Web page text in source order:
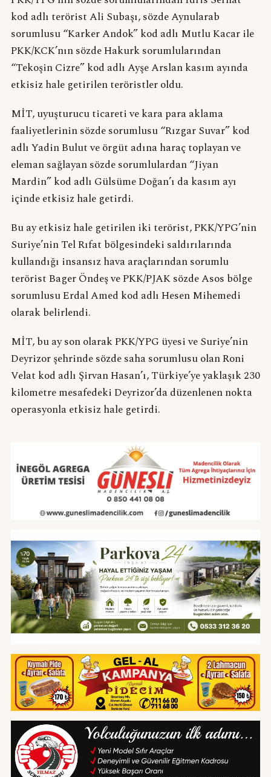
kod adlı terörist Ali Subaşı, sözde Aynularab
sorumlusu “Karker Andok” kod adlı Mutlu Kacar ile
PKK/KCK’nın sözde Hakurk sorumlularından
“Tekoşin Cizre” kod adlı Ayşe Arslan kasım ayında
etkisiz hale getirilen teröristler oldu.
MİT, uyuşturucu ticareti ve kara para aklama
faaliyetlerinin sözde sorumlusu “Rızgar Suvar” kod
adlı Yadin Bulut ve örgüt adına haraç toplayan ve
eleman sağlayan sözde sorumlulardan “Jiyan
Mardin” kod adlı Gülsüme Doğan’ı da kasım ayı
içinde etkisiz hale getirdi.
Bu ay etkisiz hale getirilen iki terörist, PKK/YPG’nin
Suriye’nin Tel Rıfat bölgesindeki saldırılarında
kullandığı insansız hava araçlarından sorumlu
terörist Bager Öndeş ve PKK/PJAK sözde Asos bölge
sorumlusu Erdal Amed kod adlı Hesen Mihemedi
olarak belirlendi.
MİT, bu ay son olarak PKK/YPG üyesi ve Suriye’nin
Deyrizor şehrinde sözde saha sorumlusu olan Roni
Velat kod adlı Şirvan Hasan’ı, Türkiye’ye yaklaşık 230
kilometre mesafedeki Deyrizor’da düzenlenen nokta
operasyonla etkisiz hale getirdi.